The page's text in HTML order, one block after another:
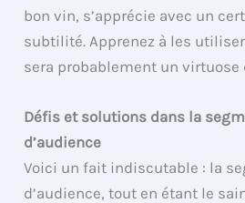
bon vin, s’apprécie avec un
subtilité. Apprenez à les
sera probablement un virtuose
Défis et solutions dans la
d’audience
Voici un fait indiscutable : la
d’audience, tout en étant le